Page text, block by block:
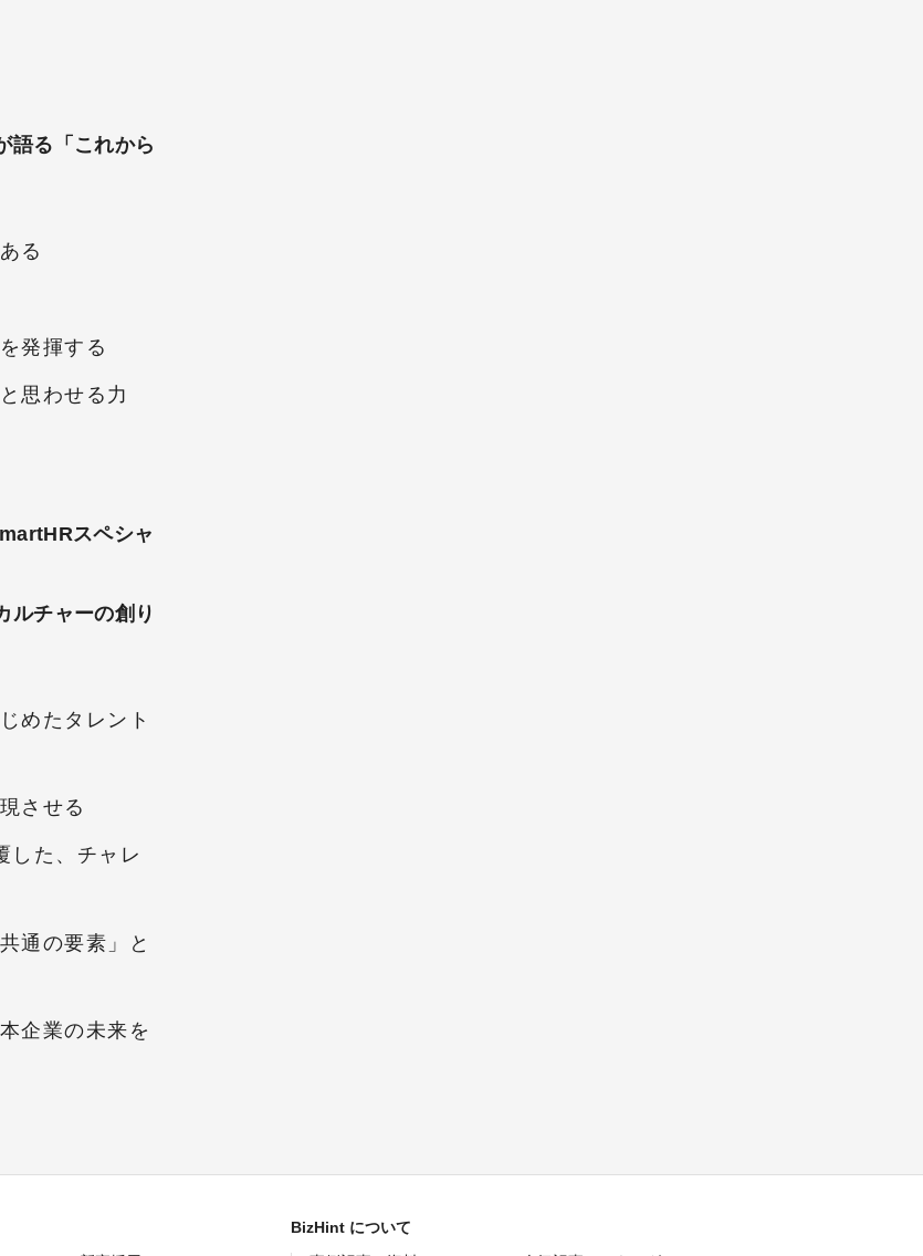
語る「これから
る
発揮する
思わせる力
スペシャ
ルチャーの創り
めたタレント
させる
した、チャレ
通の要素」と
企業の未来を
BizHint について